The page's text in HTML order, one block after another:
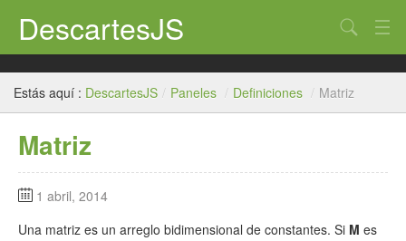
DescartesJS
Inicio
Descartes
Edición
Paneles
Auxiliares
Buscar
Estás aquí : DescartesJS / Paneles / Definiciones / Matriz
Matriz
1 abril, 2014
Una matriz es un arreglo bidimensional de constantes. Si M es